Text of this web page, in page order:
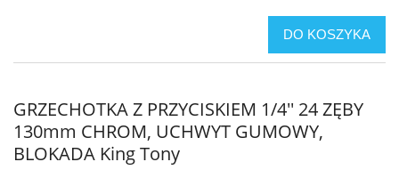
DO KOSZYKA
GRZECHOTKA Z PRZYCISKIEM 1/4'' 24 ZĘBY
130mm CHROM, UCHWYT GUMOWY,
BLOKADA King Tony